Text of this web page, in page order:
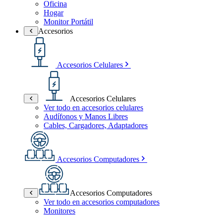
Oficina
Hogar
Monitor Portátil
Accesorios
Accesorios Celulares
Accesorios Celulares
Ver todo en accesorios celulares
Audífonos y Manos Libres
Cables, Cargadores, Adaptadores
Accesorios Computadores
Accesorios Computadores
Ver todo en accesorios computadores
Monitores